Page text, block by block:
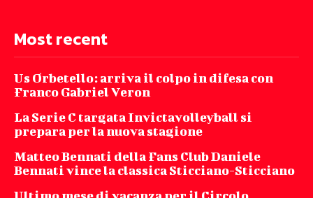
Most recent
Us Orbetello: arriva il colpo in difesa con
Franco Gabriel Veron
La Serie C targata Invictavolleyball si
prepara per la nuova stagione
Matteo Bennati della Fans Club Daniele
Bennati vince la classica Sticciano-Sticciano